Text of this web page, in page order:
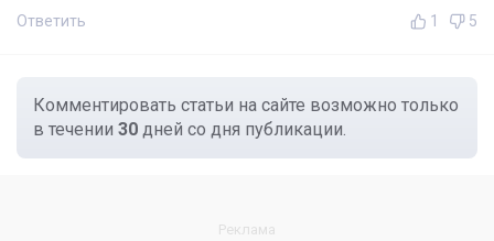
Ответить 1 5
Комментировать статьи на сайте возможно только
в течении 30 дней со дня публикации.